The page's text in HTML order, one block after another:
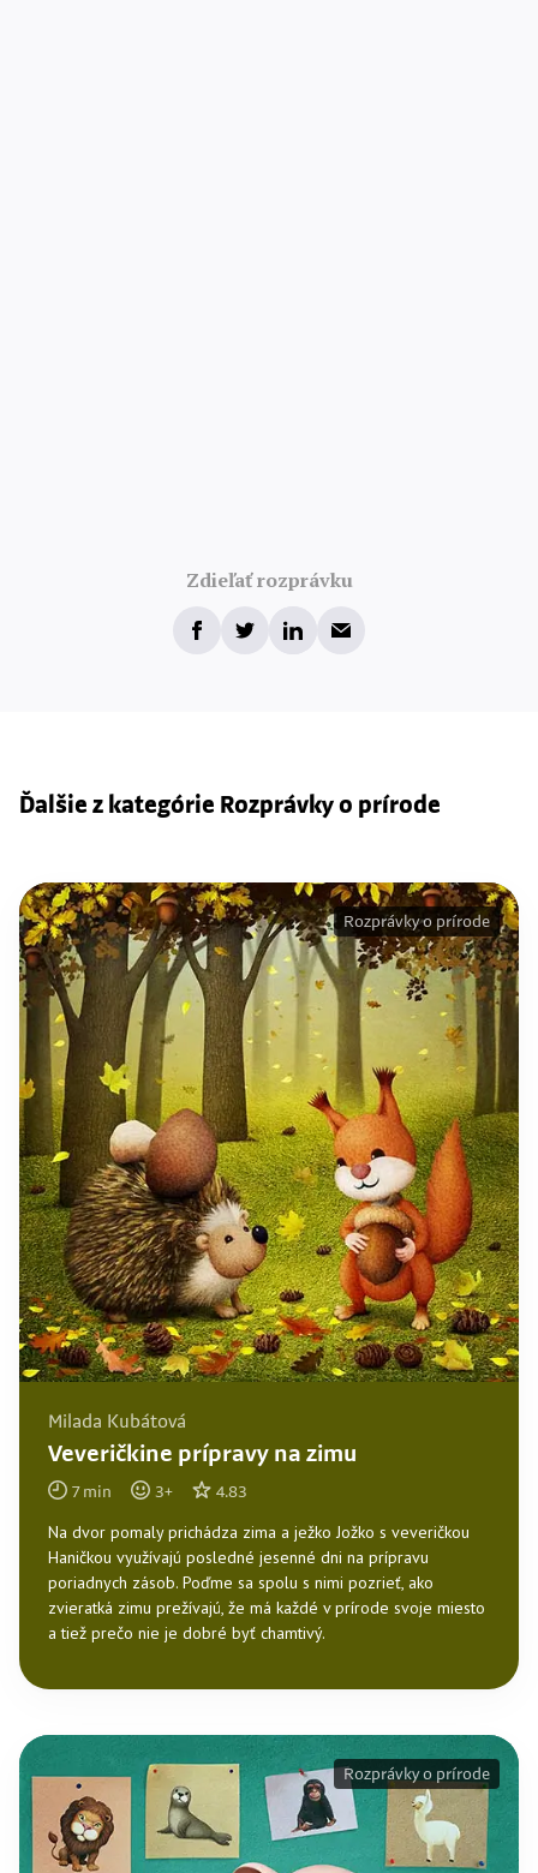
Zdieľať rozprávku
Ďalšie z kategórie Rozprávky o prírode
Milada Kubátová
Veveričkine prípravy na zimu
7min 3+ 4.83
Na dvor pomaly prichádza zima a ježko Jožko s veveričkou
Haničkou využívajú posledné jesenné dni na prípravu
poriadnych zásob. Poďme sa spolu s nimi pozrieť, ako
zvieratká zimu prežívajú, že má každé v prírode svoje miesto
a tiež prečo nie je dobré byť chamtivý.
Rozprávky o prírode
Rozprávky o prírode